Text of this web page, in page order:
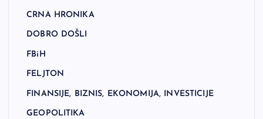
CRNA HRONIKA
DOBRO DOŠLI
FBiH
FELJTON
FINANSIJE, BIZNIS, EKONOMIJA, INVESTICIJE
GEOPOLITIKA